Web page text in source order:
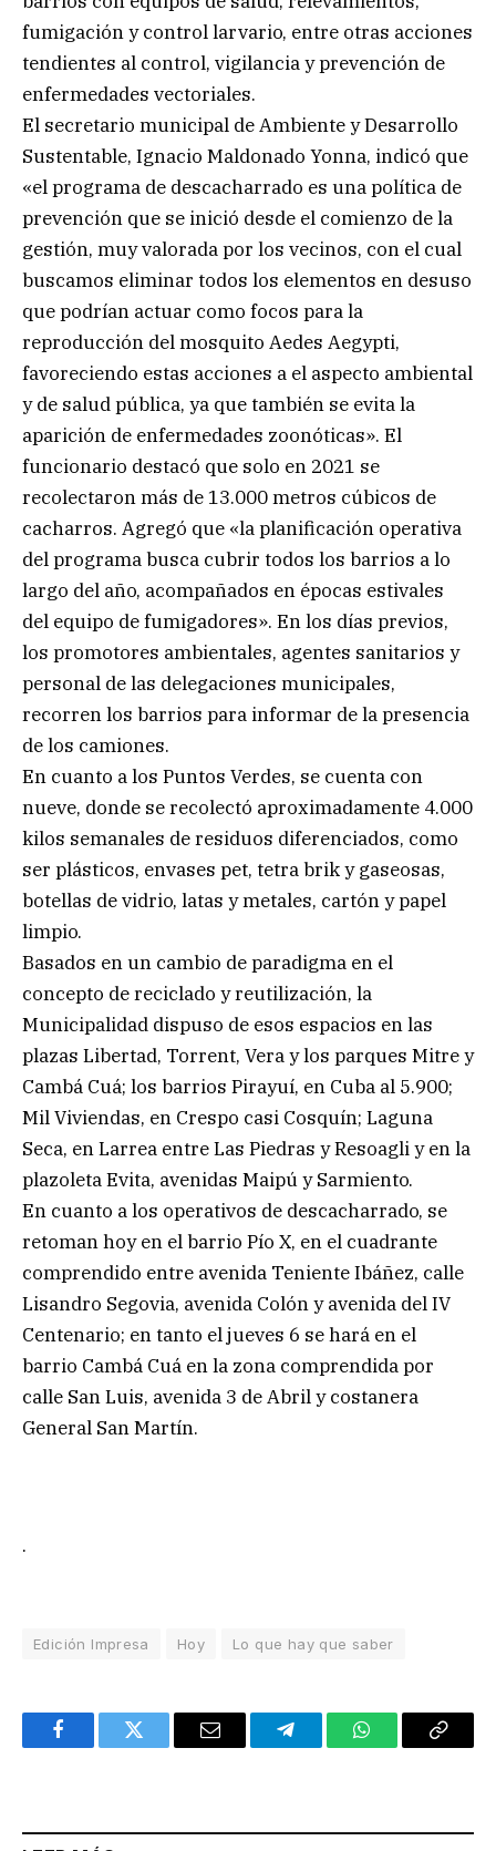
fumigación y control larvario, entre otras acciones
tendientes al control, vigilancia y prevención de
enfermedades vectoriales.
El secretario municipal de Ambiente y Desarrollo
Sustentable, Ignacio Maldonado Yonna, indicó que
«el programa de descacharrado es una política de
prevención que se inició desde el comienzo de la
gestión, muy valorada por los vecinos, con el cual
buscamos eliminar todos los elementos en desuso
que podrían actuar como focos para la
reproducción del mosquito Aedes Aegypti,
favoreciendo estas acciones a el aspecto ambiental
y de salud pública, ya que también se evita la
aparición de enfermedades zoonóticas». El
funcionario destacó que solo en 2021 se
recolectaron más de 13.000 metros cúbicos de
cacharros. Agregó que «la planificación operativa
del programa busca cubrir todos los barrios a lo
largo del año, acompañados en épocas estivales
del equipo de fumigadores». En los días previos,
los promotores ambientales, agentes sanitarios y
personal de las delegaciones municipales,
recorren los barrios para informar de la presencia
de los camiones.
En cuanto a los Puntos Verdes, se cuenta con
nueve, donde se recolectó aproximadamente 4.000
kilos semanales de residuos diferenciados, como
ser plásticos, envases pet, tetra brik y gaseosas,
botellas de vidrio, latas y metales, cartón y papel
limpio.
Basados en un cambio de paradigma en el
concepto de reciclado y reutilización, la
Municipalidad dispuso de esos espacios en las
plazas Libertad, Torrent, Vera y los parques Mitre y
Cambá Cuá; los barrios Pirayuí, en Cuba al 5.900;
Mil Viviendas, en Crespo casi Cosquín; Laguna
Seca, en Larrea entre Las Piedras y Resoagli y en la
plazoleta Evita, avenidas Maipú y Sarmiento.
En cuanto a los operativos de descacharrado, se
retoman hoy en el barrio Pío X, en el cuadrante
comprendido entre avenida Teniente Ibáñez, calle
Lisandro Segovia, avenida Colón y avenida del IV
Centenario; en tanto el jueves 6 se hará en el
barrio Cambá Cuá en la zona comprendida por
calle San Luis, avenida 3 de Abril y costanera
General San Martín.
.
Edición Impresa Hoy Lo que hay que saber
FacebookTwitter Email TelegramWhatsAppCopy